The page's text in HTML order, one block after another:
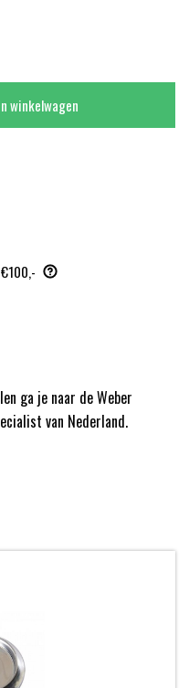
winkelwagen
ga je naar de Weber
van Nederland.